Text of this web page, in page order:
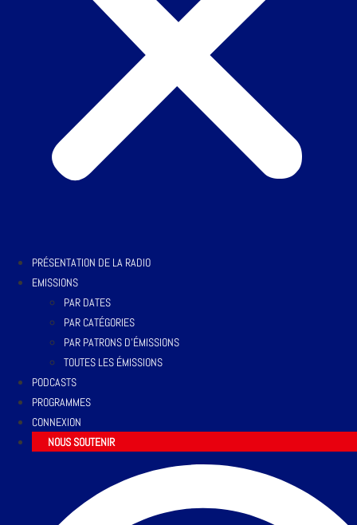
PRÉSENTATION DE LA RADIO
EMISSIONS
PAR DATES
PAR CATÉGORIES
PAR PATRONS D’ÉMISSIONS
TOUTES LES ÉMISSIONS
PODCASTS
PROGRAMMES
CONNEXION
NOUS SOUTENIR